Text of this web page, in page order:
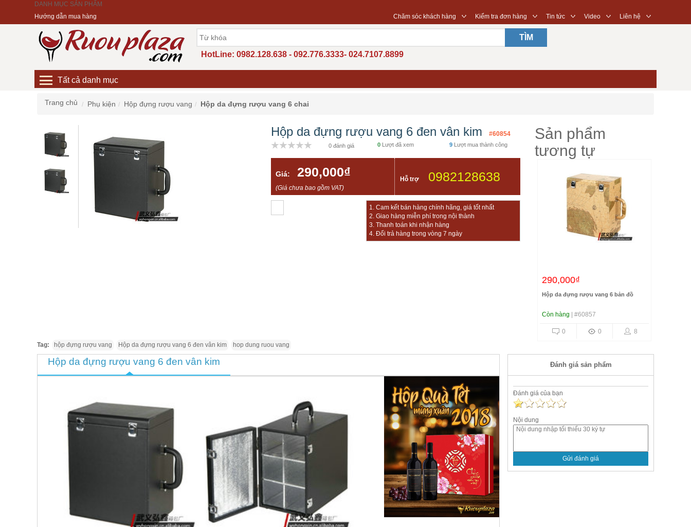
DANH MỤC SẢN PHẨM
Hướng dẫn mua hàng
◇
Chăm sóc khách hàng ◇
Kiểm tra đơn hàng ◇
Tin tức ◇
Video ◇
Liên hệ
TÌM
HotLine: 0982.128.638 - 092.776.3333- 024.7107.8899
Tất cả danh mục
Trang chủ Phụ kiện Hộp đựng rượu vang Hộp da đựng rượu vang 6 chai
Tag: hộp đựng rượu vang Hộp da đựng rượu vang 6 đen vân kim hop dung ruou vang
Hộp da đựng rượu vang 6 đen vân kim #60854
0 đánh giá 0Lượt đã xem 9 Lượt mua thành công
Giá: 290,000₫
(Giá chưa bao gồm VAT)
Hỗ trợ 0982128638
1. Cam kết bán hàng chính hãng, giá tốt nhất
2. Giao hàng miễn phí trong nội thành
3. Thanh toán khi nhận hàng
4. Đổi trả hàng trong vòng 7 ngày
Sản phẩm
tương tự
290,000₫
Hộp da đựng rượu vang 6 bản đồ
Còn hàng | #60857
8
0
0
Hộp da đựng rượu vang 6 đen vân kim Đánh giá sản phẩm
Đánh giá của bạn
Nội dung
Gửi đánh giá